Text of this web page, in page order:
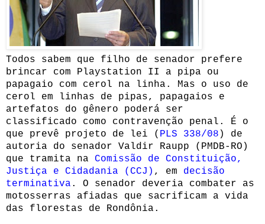
Todos sabem que filho de senador prefere
brincar com Playstation II a pipa ou
papagaio com cerol na linha. Mas o uso de
cerol em linhas de pipas, papagaios e
artefatos do gênero poderá ser
classificado como contravenção penal. É o
que prevê projeto de lei ( PLS 338/08 ) de
autoria do senador Valdir Raupp (PMDB-RO)
que tramita na Comissão de Constituição,
Justiça e Cidadania (CCJ) , em decisão
terminativa . O senador deveria combater as
motosserras afiadas que sacrificam a vida
das florestas de Rondônia.